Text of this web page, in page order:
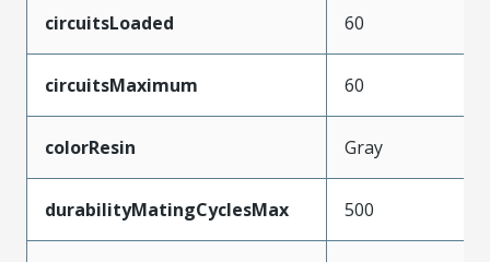
circuitsLoaded 60
circuitsMaximum 60
colorResin Gray
durabilityMatingCyclesMax 500